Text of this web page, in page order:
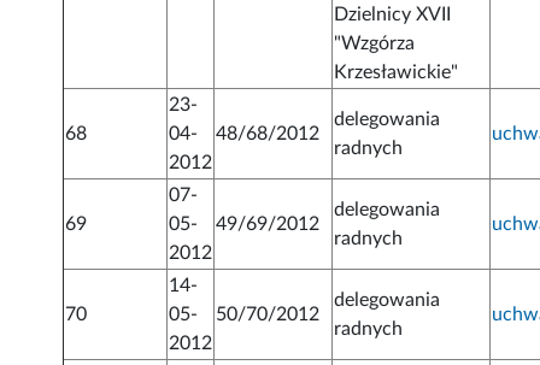
Dzielnicy XVII
"Wzgórza
Krzesławickie"
68
23-
04-
2012
48/68/2012
delegowania
radnych
69
07-
05-
2012
49/69/2012
delegowania
radnych
70
14-
05-
2012
50/70/2012
delegowania
radnych